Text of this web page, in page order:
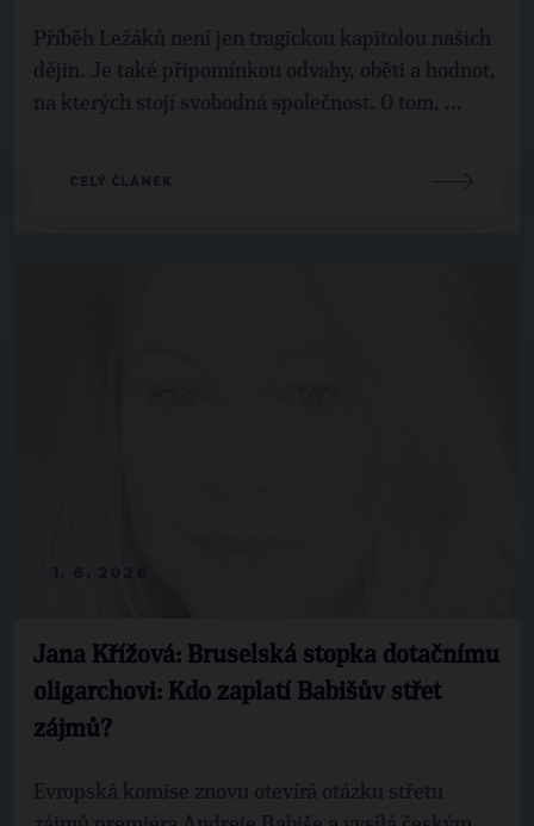
Příběh Ležáků není jen tragickou kapitolou našich
dějin. Je také připomínkou odvahy, oběti a hodnot,
na kterých stojí svobodná společnost. O tom, ...
CELÝ ČLÁNEK
Jana Křížová: Bruselská stopka dotačnímu
oligarchovi: Kdo zaplatí Babišův střet
zájmů?
Evropská komise znovu otevírá otázku střetu